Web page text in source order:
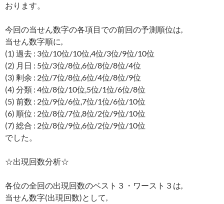
おります。
今回の当せん数字の各項目での前回の予測順位は,
当せん数字順に,
(1) 過去 : 3位/10位/10位,4位/3位/9位/10位
(2) 月日 : 5位/3位/8位,6位/8位/8位/4位
(3) 剰余 : 2位/7位/8位,6位/4位/8位/9位
(4) 分類 : 4位/8位/10位,5位/1位/6位/8位
(5) 前数 : 2位/9位/6位,7位/1位/6位/10位
(6) 順位 : 2位/8位/7位,8位/2位/9位/10位
(7) 総合 : 2位/8位/9位,6位/2位/9位/10位
でした。
☆出現回数分析☆
各位の全回の出現回数のベスト３・ワースト３は,
当せん数字(出現回数)として,